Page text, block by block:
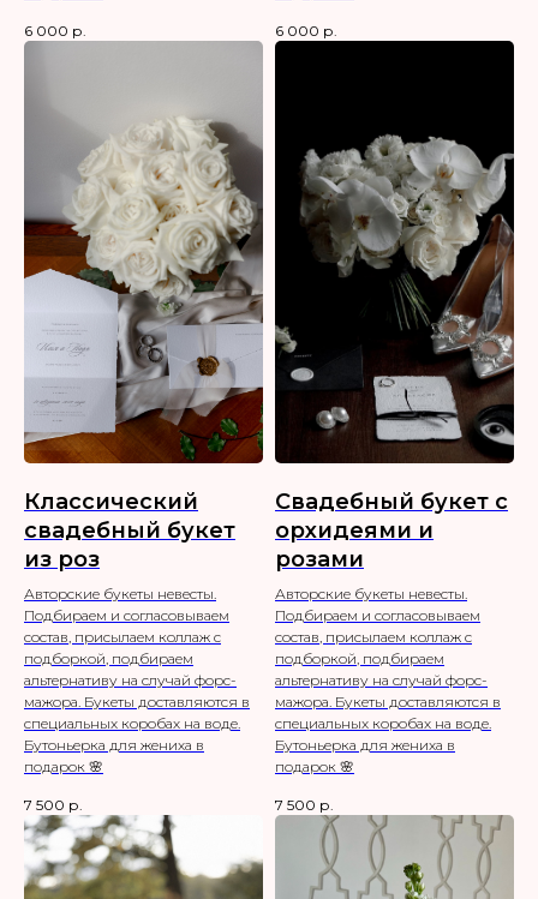
6 000 р. 6 000 р.
Классический
свадебный букет
из роз
Авторские букеты невесты.
Подбираем и согласовываем
состав, присылаем коллаж с
подборкой, подбираем
альтернативу на случай форс-
мажора. Букеты доставляются в
специальных коробах на воде.
Бутоньерка для жениха в
подарок 🌸
7 500 р.
Свадебный букет с
орхидеями и
розами
Авторские букеты невесты.
Подбираем и согласовываем
состав, присылаем коллаж с
подборкой, подбираем
альтернативу на случай форс-
мажора. Букеты доставляются в
специальных коробах на воде.
Бутоньерка для жениха в
подарок 🌸
7 500 р.